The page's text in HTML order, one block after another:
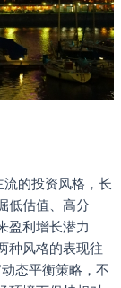
的投资风格，长
低估值、高分
盈利增长潜力
种风格的表现往
态平衡策略，不